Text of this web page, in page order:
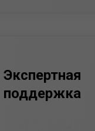
Экспертная
поддержка